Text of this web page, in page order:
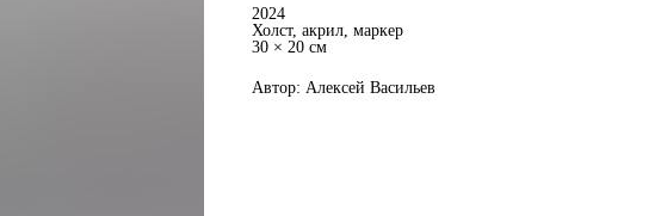
2024
Холст, акрил, маркер
30 × 20 см
Автор: Алексей Васильев